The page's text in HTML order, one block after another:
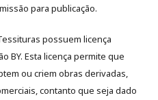
para publicação.
possuem licença
BY. Esta licença permite que
ou criem obras derivadas,
contanto que seja dado